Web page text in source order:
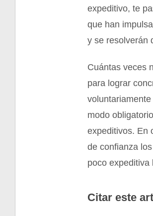
expeditivo, te
que han
y se resolverán
Cuántas veces
para lograr
modo
expeditivos. En
de confianza
poco expeditiva
Citar este